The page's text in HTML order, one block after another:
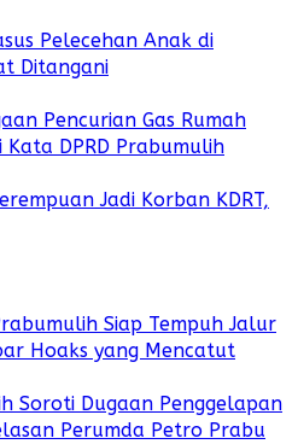
Pelecehan Anak di
Ditangani
Pencurian Gas Rumah
Kata DPRD Prabumulih
Jadi Korban KDRT,
Siap Tempuh Jalur
Hoaks yang Mencatut
Soroti Dugaan Penggelapan
Perumda Petro Prabu